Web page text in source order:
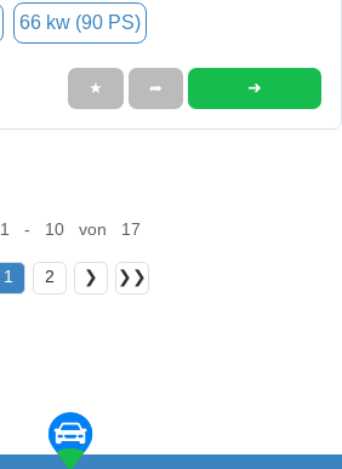
66 kw (90 PS)
★ ➦ ➜
1 - 10 von 17
1 2 ❯ ❯❯